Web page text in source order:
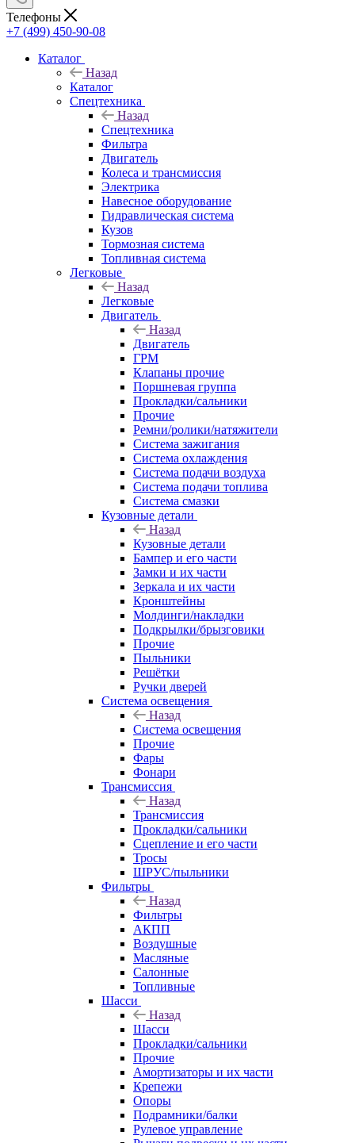
Телефоны
+7 (499) 450-90-08
Каталог
Назад
Каталог
Спецтехника
Назад
Спецтехника
Фильтра
Двигатель
Колеса и трансмиссия
Электрика
Навесное оборудование
Гидравлическая система
Кузов
Тормозная система
Топливная система
Легковые
Назад
Легковые
Двигатель
Назад
Двигатель
ГРМ
Клапаны прочие
Поршневая группа
Прокладки/сальники
Прочие
Ремни/ролики/натяжители
Система зажигания
Система охлаждения
Система подачи воздуха
Система подачи топлива
Система смазки
Кузовные детали
Назад
Кузовные детали
Бампер и его части
Замки и их части
Зеркала и их части
Кронштейны
Молдинги/накладки
Подкрылки/брызговики
Прочие
Пыльники
Решётки
Ручки дверей
Система освещения
Назад
Система освещения
Прочие
Фары
Фонари
Трансмиссия
Назад
Трансмиссия
Прокладки/сальники
Сцепление и его части
Тросы
ШРУС/пыльники
Фильтры
Назад
Фильтры
АКПП
Воздушные
Масляные
Салонные
Топливные
Шасси
Назад
Шасси
Прокладки/сальники
Прочие
Амортизаторы и их части
Крепежи
Опоры
Подрамники/балки
Рулевое управление